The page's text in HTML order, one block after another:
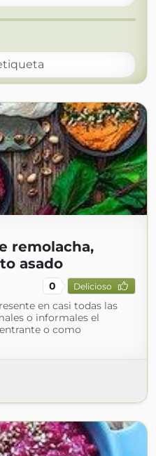
remolacha,
asado
0 Delicioso
en casi todas las
o informales el
o como